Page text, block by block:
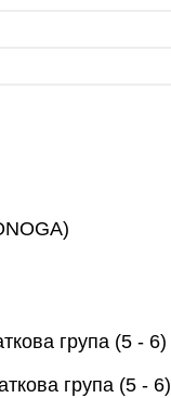
група (5 - 6)
група (5 - 6)